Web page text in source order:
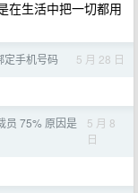
在生活中把一切都用
定手机号码 5 月 28 日
员 75% 原因是
5 月 8
日